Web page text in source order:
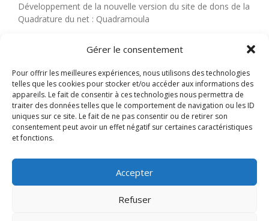
Gérer le consentement
Pour offrir les meilleures expériences, nous utilisons des technologies
telles que les cookies pour stocker et/ou accéder aux informations des
appareils. Le fait de consentir à ces technologies nous permettra de
traiter des données telles que le comportement de navigation ou les ID
uniques sur ce site. Le fait de ne pas consentir ou de retirer son
consentement peut avoir un effet négatif sur certaines caractéristiques
et fonctions.
Accepter
Refuser
Développement de la nouvelle version du site de dons de la
Quadrature du net : Quadramoula
Framework : Symfony 6
Open source
La Quadrature du Net / Site de dons
Quadramoula Git
11 novembre 2023 | Categories:Références | Tags:MySQL,Open
source,PHP
Quadrature